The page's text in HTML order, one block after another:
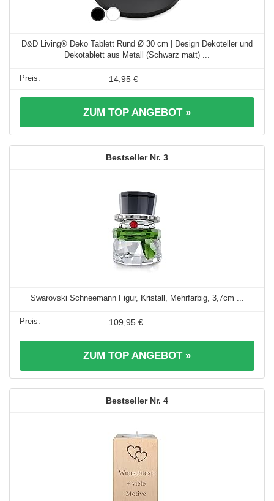
D&D Living® Deko Tablett Rund Ø 30 cm | Design Dekoteller und
Dekotablett aus Metall (Schwarz matt) ...
14,95 €
ZUM TOP ANGEBOT »
3
Swarovski Schneemann Figur, Kristall, Mehrfarbig, 3,7cm ...
109,95 €
ZUM TOP ANGEBOT »
4